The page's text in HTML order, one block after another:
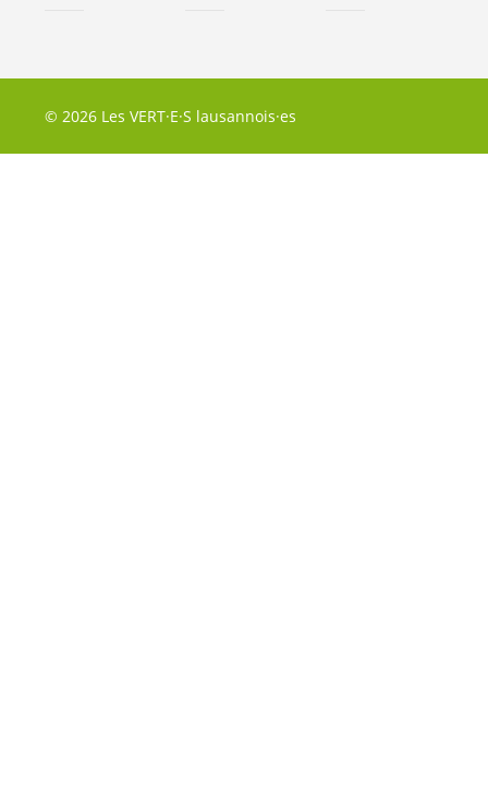
© 2026 Les VERT·E·S lausannois·es